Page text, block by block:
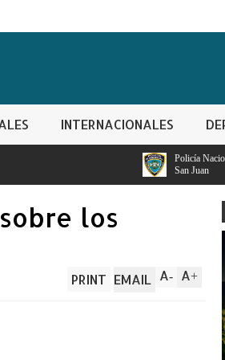
INTERNACIONALES
Policía Nacional apresa segundo
los
A+
A-
PRINT EMAIL